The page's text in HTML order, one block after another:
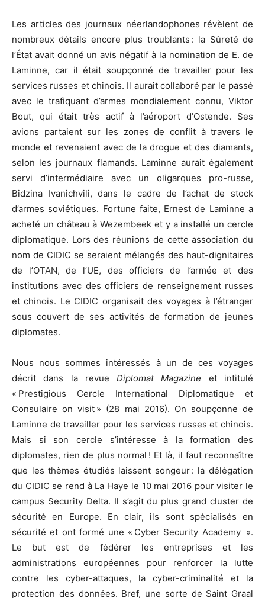
Les articles des journaux néerlandophones révèlent de
nombreux détails encore plus troublants : la Sûreté de
l’État avait donné un avis négatif à la nomination de E. de
Laminne, car il était soupçonné de travailler pour les
services russes et chinois. Il aurait collaboré par le passé
avec le trafiquant d’armes mondialement connu, Viktor
Bout, qui était très actif à l’aéroport d’Ostende. Ses
avions partaient sur les zones de conflit à travers le
monde et revenaient avec de la drogue et des diamants,
selon les journaux flamands. Laminne aurait également
servi d’intermédiaire avec un oligarques pro-russe,
Bidzina Ivanichvili, dans le cadre de l’achat de stock
d’armes soviétiques. Fortune faite, Ernest de Laminne a
acheté un château à Wezembeek et y a installé un cercle
diplomatique. Lors des réunions de cette association du
nom de CIDIC se seraient mélangés des haut-dignitaires
de l’OTAN, de l’UE, des officiers de l’armée et des
institutions avec des officiers de renseignement russes
et chinois. Le CIDIC organisait des voyages à l’étranger
sous couvert de ses activités de formation de jeunes
diplomates.
Nous nous sommes intéressés à un de ces voyages
décrit dans la revueDiplomat Magazine et intitulé
« Prestigious Cercle International Diplomatique et
Consulaire on visit » (28 mai 2016). On soupçonne de
Laminne de travailler pour les services russes et chinois.
Mais si son cercle s’intéresse à la formation des
diplomates, rien de plus normal ! Et là, il faut reconnaître
que les thèmes étudiés laissent songeur : la délégation
du CIDIC se rend à La Haye le 10 mai 2016 pour visiter le
campus Security Delta. Il s’agit du plus grand cluster de
sécurité en Europe. En clair, ils sont spécialisés en
sécurité et ont formé une « Cyber Security Academy ».
Le but est de fédérer les entreprises et les
administrations européennes pour renforcer la lutte
contre les cyber-attaques, la cyber-criminalité et la
protection des données. Bref, une sorte de Saint Graal